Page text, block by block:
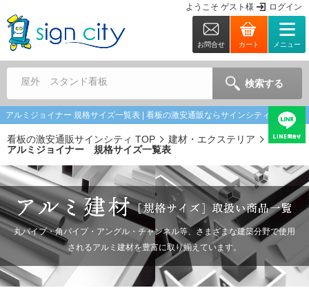
ようこそ ゲスト 様 ログイン
お問合せ カート メニュー
屋外 スタンド看板 検索する
アルミジョイナー 規格サイズ一覧表 | 看板の激安通販ならサインシティ
看板の激安通販サインシティ TOP
建材・エクステリア
アルミジョイナー 規格サイズ一覧表
丸パイプ・角パイプ・アングル・チャンネル等、さまざまな建築分野で使用
されるアルミ建材を豊富に取り揃えています。